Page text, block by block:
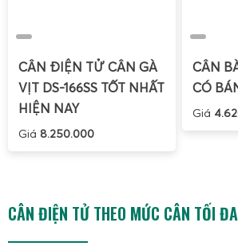
chuẩn tại nhà theo các bước sau:
Chuẩn bị vật nặng chuẩn:
Sử
trọng lượng chính xác 5kg hoặc
Bật cân và để cân về số 0:Đảm
trên bề mặt phẳng, ổn định.
Thực hiện hiệu chuẩn:Thông
CÂN ĐIỆN TỬ CÂN GÀ
VỊT DS-166SS TỐT NHẤT
HIỆN NAY
Giá 8.250.000
CÂN
CÓ
Giá
CÂN ĐIỆN TỬ THEO MỨC CÂN TỐI ĐA